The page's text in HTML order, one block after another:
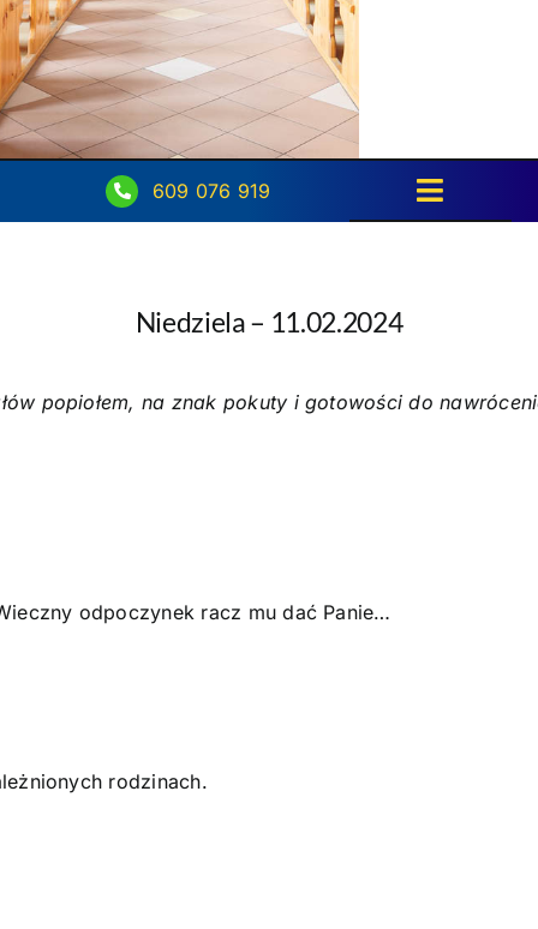
609 076 919
Toggle
Intencje
Niedziela – 11.02.2024
popiołem, na znak pokuty i gotowości do
odpoczynek racz mu dać Panie…
rodzinach.